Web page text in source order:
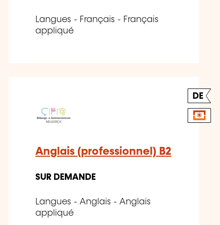
Langues - Français - Français
appliqué
DE
Anglais (professionnel) B2
SUR DEMANDE
Langues - Anglais - Anglais
appliqué